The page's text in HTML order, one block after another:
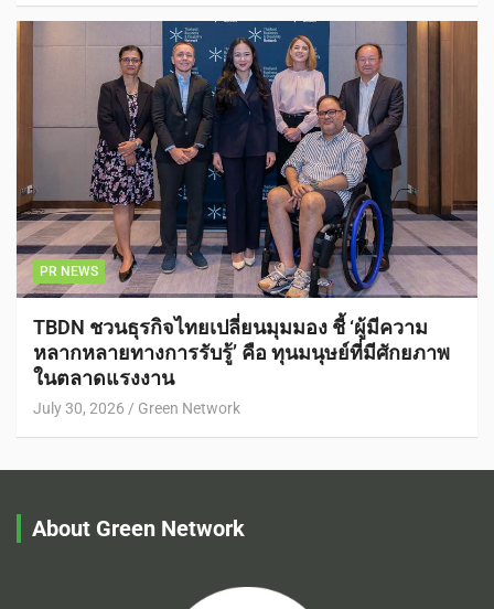
PR NEWS
TBDN ชวนธุรกิจไทยเปลี่ยนมุมมอง ชี้ ‘ผู้มีความ
หลากหลายทางการรับรู้’ คือ ทุนมนุษย์ที่มีศักยภาพ
ในตลาดแรงงาน
July 30, 2026 Green Network
About Green Network